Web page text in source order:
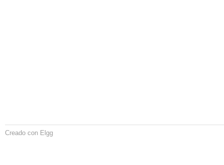
Creado con Elgg